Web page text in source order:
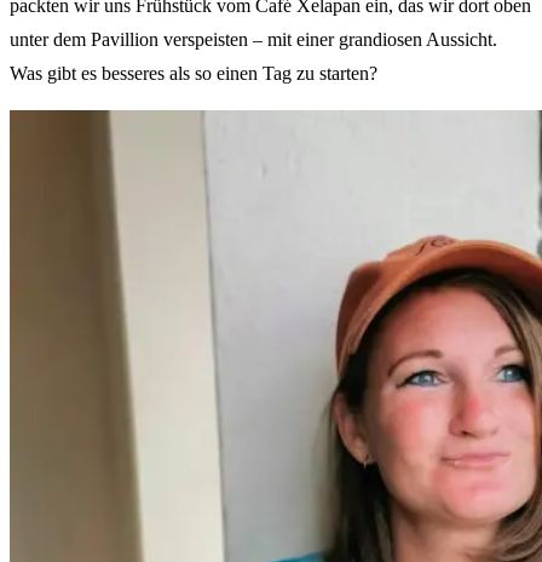
packten wir uns Frühstück vom Café Xelapan ein, das wir dort oben
unter dem Pavillion verspeisten – mit einer grandiosen Aussicht.
Was gibt es besseres als so einen Tag zu starten?